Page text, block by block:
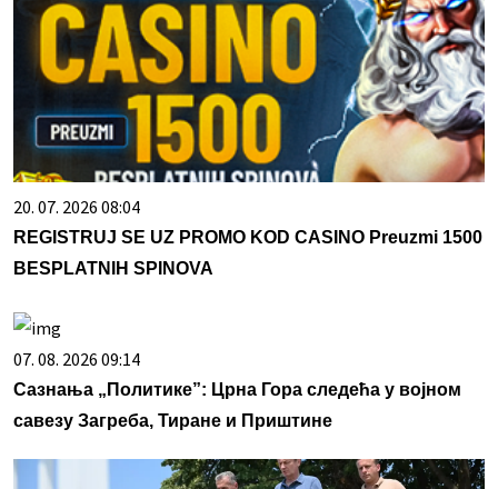
20. 07. 2026 08:04
REGISTRUJ SE UZ PROMO KOD CASINO Preuzmi 1500
BESPLATNIH SPINOVA
07. 08. 2026 09:14
Сазнања „Политике”: Црна Гора следећа у војном
савезу Загреба, Тиране и Приштине